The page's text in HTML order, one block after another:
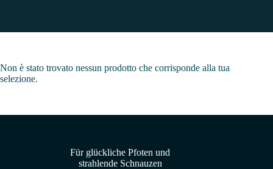
Non è stato trovato nessun prodotto che corrisponde alla tua
selezione.
Für glückliche Pfoten und
strahlende Schnauzen